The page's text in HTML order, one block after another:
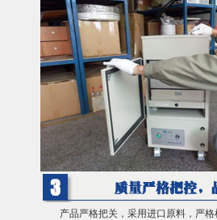
产品严格把关，采用进口原料，严